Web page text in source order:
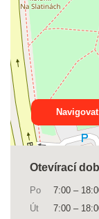
Navigovat
Otevírací
Po 7:00 –
Út
7:00 –